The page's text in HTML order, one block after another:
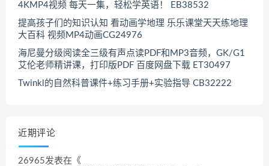
4KMP4视频 每天一集，轻松学英语！ EB38532
提高孩子们的知识认知 看动画学地理 乐乐课堂天天练地理
大百科 视频MP4动画CG24976
海尼曼分级阅读全三级有声点读PDF和MP3音频，GK/G1
艾伦老师精讲课，打印版PDF 百度网盘下载 ET30497
Twinkl的自然科普课件+练习手册+实验指导 CB32222
近期评论
26965发表在《